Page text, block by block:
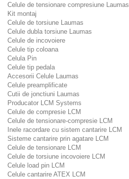
Celule de tensionare compresiune Laumas
Kit montaj
Celule de torsiune Laumas
Celule dubla torsiune Laumas
Celule de incovoiere
Celule tip coloana
Celula Pin
Celule tip pedala
Accesorii Celule Laumas
Celule preamplificate
Cutii de jonctiuni Laumas
Producator LCM Systems
Celule de compresie LCM
Celule de tensionare-compresie LCM
Inele racordare cu sistem cantarire LCM
Sisteme cantarire prin agatare LCM
Celule de tensionare LCM
Celule de torsiune incovoiere LCM
Celule load pin LCM
Celule cantarire ATEX LCM